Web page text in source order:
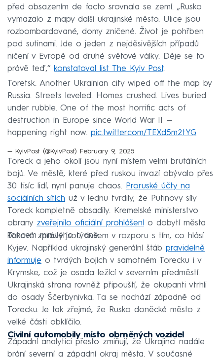
před obsazením de facto srovnala se zemí. „Rusko
vymazalo z mapy další ukrajinské město. Ulice jsou
rozbombardované, domy zničené. Život je pohřben
pod sutinami. Jde o jeden z nejděsivějších případů
ničení v Evropě od druhé světové války. Děje se to
právě teď,“ konstatoval list The Kyiv Post.
Toretsk. Another Ukrainian city wiped off the map by
Russia. Streets leveled. Homes crushed. Lives buried
under rubble. One of the most horrific acts of
destruction in Europe since World War II —
happening right now. pic.twitter.com/TEXd5m2tYG
— KyivPost (@KyivPost) February 9, 2025
Toreck a jeho okolí jsou nyní místem velmi brutálních
bojů. Ve městě, které před ruskou invazí obývalo přes
30 tisíc lidí, nyní panuje chaos. Proruské účty na
sociálních sítích už v lednu tvrdily, že Putinovy síly
Toreck kompletně obsadily. Kremelské ministerstvo
obrany zveřejnilo oficiální prohlášení o dobytí města
koncem minulého týdne.
Takové zprávy jsou ovšem v rozporu s tím, co hlásí
Kyjev. Například ukrajinský generální štáb pravidelně
informuje o tvrdých bojích v samotném Torecku i v
Krymske, což je osada ležící v severním předměstí.
Ukrajinská strana rovněž připouští, že okupanti vtrhli
do osady Ščerbynivka. Ta se nachází západně od
Torecku. Je tak zřejmé, že Rusko doněcké město z
velké části obklíčilo.
Civilní automobily místo obrněných vozidel
Západní analytici přesto zmiňují, že Ukrajinci nadále
brání severní a západní okraj města. V současné